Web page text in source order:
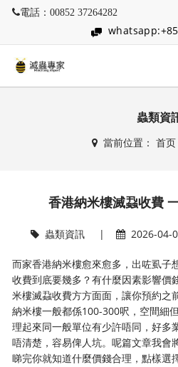
電話：00852 37264282
蟲類資
當前位置： 首页
香港納米樓滅蝨收費
蟲類資訊| 2026-
而家香港納米樓愈來愈多，出咗虱子
收費到底要幾多？有什麼因素影響價
米樓滅蝨收費方方面面，讓你預約之
納米樓一般都係100-300呎，空間細
理起來同一般單位有少許唔同，好多
唔清楚，容易俾人坑。呢篇文章我會
睇完你就知道什麼價錢合理，點樣選